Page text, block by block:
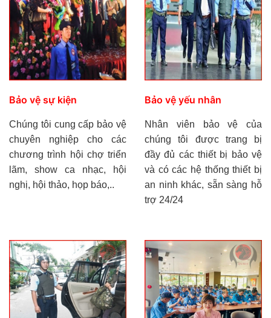
Bảo vệ sự kiện
Chúng tôi cung cấp bảo vệ
chuyên nghiệp cho các
chương trình hội chợ triển
lãm, show ca nhạc, hội
nghị, hội thảo, họp báo,..
Bảo vệ yếu nhân
Nhân viên bảo vệ của
chúng tôi được trang bị
đầy đủ các thiết bị bảo vệ
và có các hệ thống thiết bị
an ninh khác, sẵn sàng hỗ
trợ 24/24